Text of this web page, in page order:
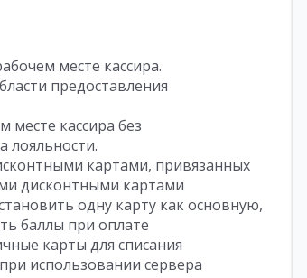
месте кассира.
предоставления
месте кассира без
лояльности.
картами, привязанных
дисконтными картами
одну карту как основную,
баллы при оплате
карты для списания
использовании сервера